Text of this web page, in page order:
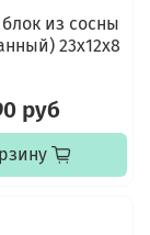
из сосны
23х12х8
руб